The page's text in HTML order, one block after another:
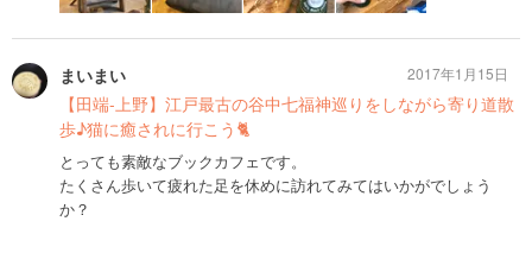
まいまい
【田端-上野】江戸最古の谷中七福神巡りをしながら寄り道散
歩♪猫に癒されに行こう🐈
とっても素敵なブックカフェです。
たくさん歩いて疲れた足を休めに訪れてみてはいかがでしょう
か？
2017年1月15日